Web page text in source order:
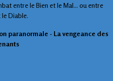
entre le Bien et le Mal... ou entre
Diable.
paranormale - La vengeance des